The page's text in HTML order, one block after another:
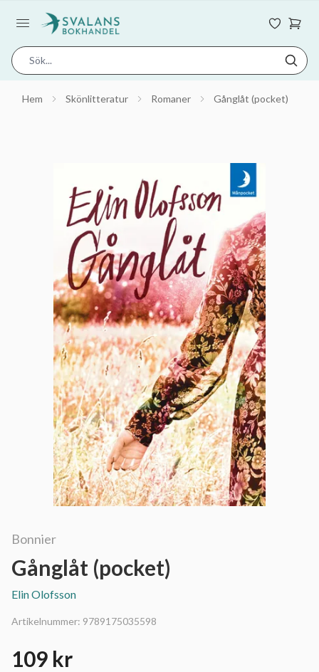
Hem Skönlitteratur Romaner Gånglåt (pocket)
Bonnier
Gånglåt (pocket)
Elin Olofsson
Artikelnummer: 9789175035598
109 kr